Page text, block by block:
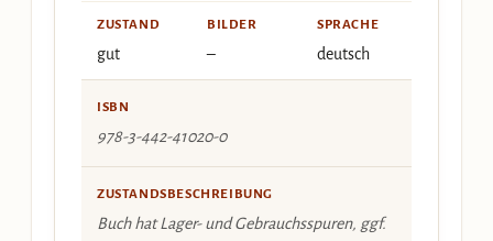
ZUSTAND
gut
BILDER
–
SPRACHE
deutsch
ISBN
978-3-442-41020-0
ZUSTANDSBESCHREIBUNG
Buch hat Lager- und Gebrauchsspuren, ggf.